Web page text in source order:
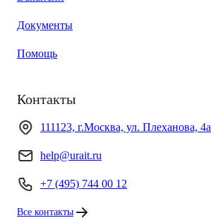
Документы
Помощь
Контакты
111123, г.Москва, ул. Плеханова, 4а
help@urait.ru
+7 (495) 744 00 12
Все контакты